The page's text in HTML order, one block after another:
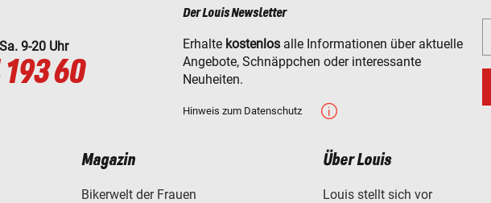
9-20 Uhr
60
Der Louis Newsletter
Erhalte kostenlos alle Informationen über aktuelle
Angebote, Schnäppchen oder interessante
Neuheiten.
Hinweis zum Datenschutz
Magazin
Bikerwelt der Frauen
Über Louis
Louis stellt sich vor